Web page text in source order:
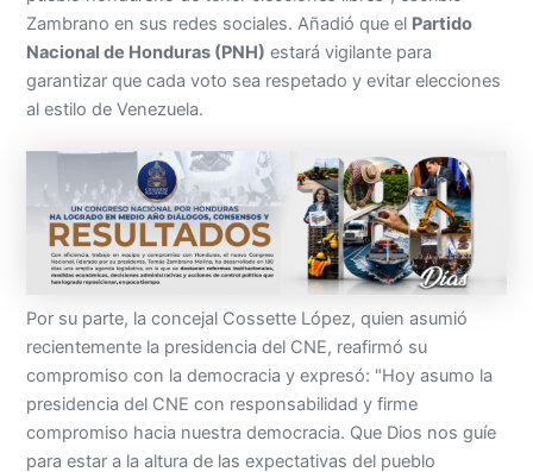
Zambrano en sus redes sociales. Añadió que el Partido
Nacional de Honduras (PNH) estará vigilante para
garantizar que cada voto sea respetado y evitar elecciones
al estilo de Venezuela.
Por su parte, la concejal Cossette López, quien asumió
recientemente la presidencia del CNE, reafirmó su
compromiso con la democracia y expresó: "Hoy asumo la
presidencia del CNE con responsabilidad y firme
compromiso hacia nuestra democracia. Que Dios nos guíe
para estar a la altura de las expectativas del pueblo